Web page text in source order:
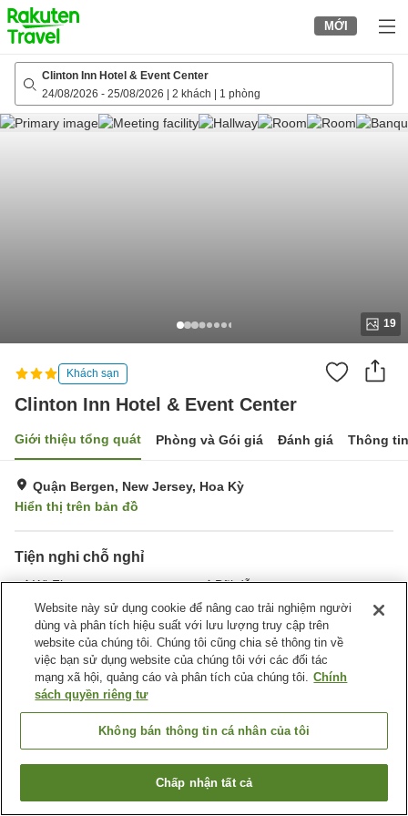
to
top
page
MỚI
Clinton Inn Hotel & Event Center
24/08/2026 - 25/08/2026 2 khách 1 phòng
19
Khách sạn
Clinton Inn Hotel & Event Center
Giới thiệu tổng quát Phòng và Gói giá Đánh giá Thông
Quận Bergen, New Jersey, Hoa Kỳ
Hiển thị trên bản đồ
Tiện nghi chỗ nghỉ
Wi-Fi
Bãi đỗ xe
Nhà hàng
Giặt ủi
Trang chủ Hoa Kỳ New Jersey
Quận Bergen
Clinton Inn Hotel & Event Center
Tìm phòng trống
Website này sử dụng cookie để nâng cao trải nghiệm người
dùng và phân tích hiệu suất với lưu lượng truy cập trên
website của chúng tôi. Chúng tôi cũng chia sẻ thông tin về
việc bạn sử dụng website của chúng tôi với các đối tác
mạng xã hội, quảng cáo và phân tích của chúng tôi. Chính
sách quyền riêng tư
Không bán thông tin cá nhân của tôi
Chấp nhận tất cả